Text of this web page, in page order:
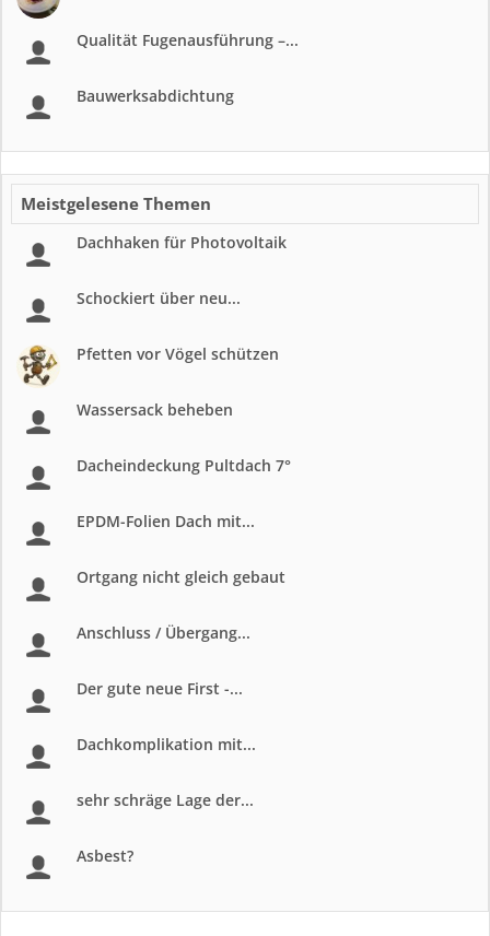
Qualität Fugenausführung –...
Bauwerksabdichtung
Meistgelesene Themen
Dachhaken für Photovoltaik
Schockiert über neu...
Pfetten vor Vögel schützen
Wassersack beheben
Dacheindeckung Pultdach 7°
EPDM-Folien Dach mit...
Ortgang nicht gleich gebaut
Anschluss / Übergang...
Der gute neue First -...
Dachkomplikation mit...
sehr schräge Lage der...
Asbest?